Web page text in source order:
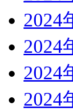
2024
2024
2024
2024